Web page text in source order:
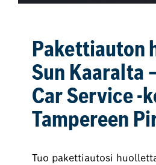
Pakettiauton
Sun Kaaralta
Car Service -
Tampereen
Tuo pakettiautosi